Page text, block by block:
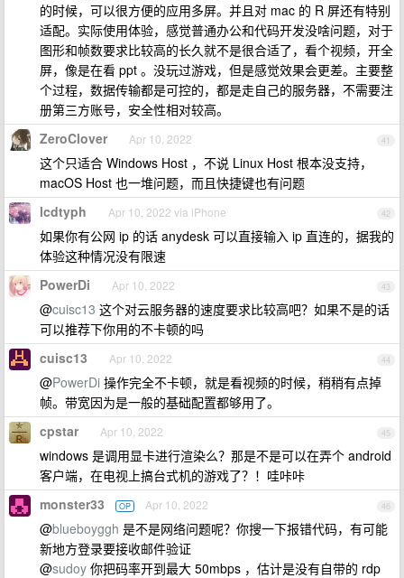
的时候，可以很方便的应用多屏。并且对 mac 的 R 屏还有特别
适配。实际使用体验，感觉普通办公和代码开发没啥问题，对于
图形和帧数要求比较高的长久就不是很合适了，看个视频，开全
屏，像是在看 ppt 。没玩过游戏，但是感觉效果会更差。主要整
个过程，数据传输都是可控的，都是走自己的服务器，不需要注
册第三方账号，安全性相对较高。
41
ZeroClover Apr 10, 2022
这个只适合 Windows Host ，不说 Linux Host 根本没支持，
macOS Host 也一堆问题，而且快捷键也有问题
42
lcdtyph Apr 10, 2022 via iPhone
如果你有公网 ip 的话 anydesk 可以直接输入 ip 直连的，据我的
体验这种情况没有限速
43
PowerDi Apr 10, 2022
@cuisc13 这个对云服务器的速度要求比较高吧？如果不是的话
可以推荐下你用的不卡顿的吗
44
cuisc13 Apr 10, 2022
@PowerDi 操作完全不卡顿，就是看视频的时候，稍稍有点掉
帧。带宽因为是一般的基础配置都够用了。
45
cpstar Apr 10, 2022
windows 是调用显卡进行渲染么？那是不是可以在弄个 android
客户端，在电视上搞台式机的游戏了？！哇咔咔
46
monster33 OP Apr 10, 2022
@blueboyggh 是不是网络问题呢？你搜一下报错代码，有可能
新地方登录要接收邮件验证
@sudoy 你把码率开到最大 50mbps ，估计是没有自带的 rdp